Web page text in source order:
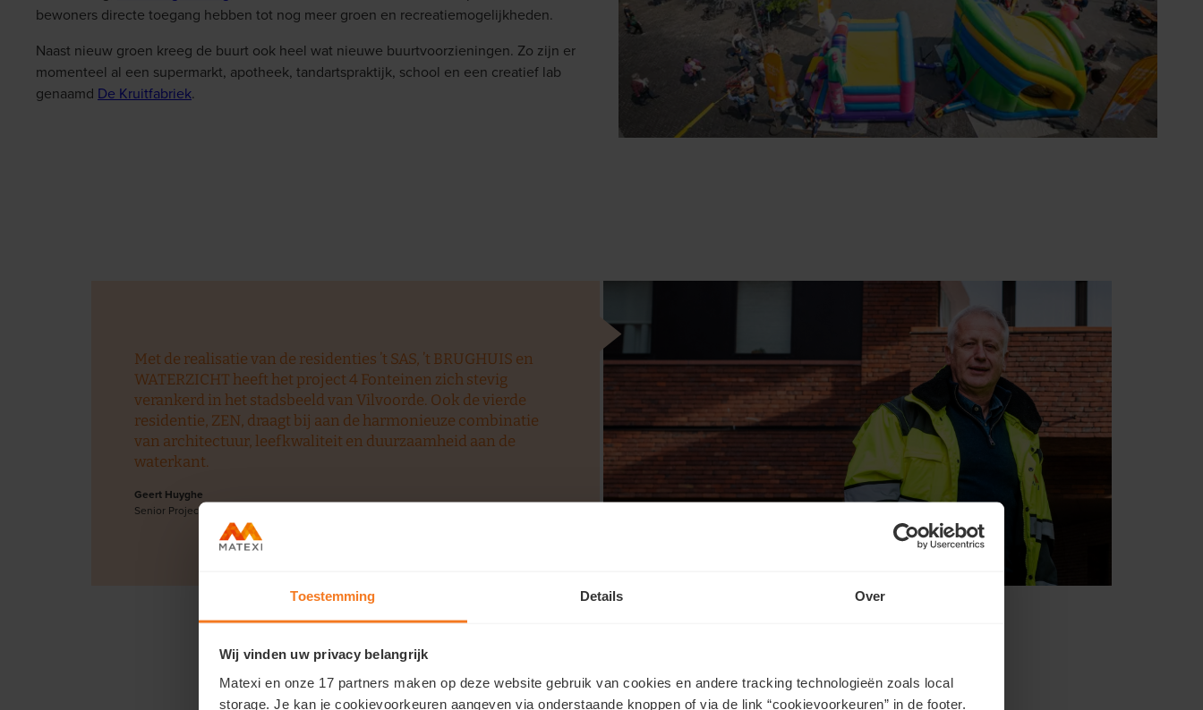
Toestemming Details Over
Wij vinden uw privacy belangrijk
Matexi en onze 17 partners maken op deze website gebruik van cookies en andere tracking technologieën zoals local
storage. Je kan je cookievoorkeuren aangeven via onderstaande knoppen of via de link “cookievoorkeuren” in de footer.
bewoners directe toegang hebben tot nog meer groen en recreatiemogelijkheden.
Naast nieuw groen kreeg de buurt ook heel wat nieuwe buurtvoorzieningen. Zo zijn er
momenteel al een supermarkt, apotheek, tandartspraktijk, school en een creatief lab
genaamd De Kruitfabriek.
Met de realisatie van de residenties ’t SAS, ’t BRUGHUIS en
WATERZICHT heeft het project 4 Fonteinen zich stevig
verankerd in het stadsbeeld van Vilvoorde. Ook de vierde
residentie, ZEN, draagt bij aan de harmonieuze combinatie
van architectuur, leefkwaliteit en duurzaamheid aan de
waterkant.
Geert Huyghe
Senior Project Engineer, Matexi